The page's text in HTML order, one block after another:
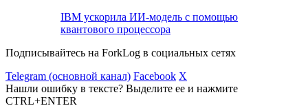
IBM ускорила ИИ-модель с помощью
квантового процессора
Подписывайтесь на ForkLog в социальных сетях
Telegram (основной канал) Facebook X
Нашли ошибку в тексте? Выделите ее и нажмите
CTRL+ENTER